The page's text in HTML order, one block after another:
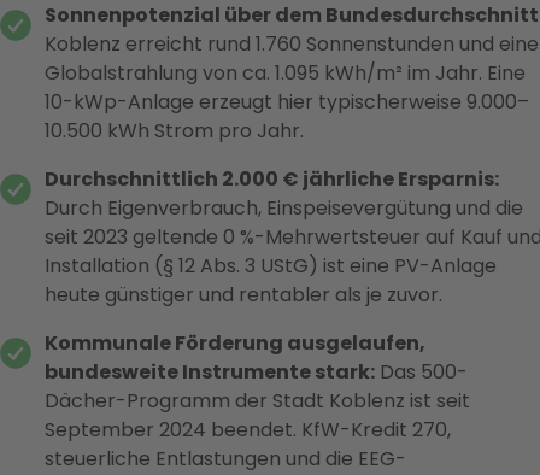
Sonnenpotenzial über dem
Koblenz erreicht rund 1.760 Sonnenstunden und eine
Globalstrahlung von ca. 1.095 kWh/m² im Jahr. Eine
10-kWp-Anlage erzeugt hier typischerweise 9.000–
10.500 kWh Strom pro Jahr.
Durchschnittlich 2.000 € jährliche Ersparnis:
Durch Eigenverbrauch, Einspeisevergütung und die
seit 2023 geltende 0 %-Mehrwertsteuer auf Kauf
Installation (§ 12 Abs. 3 UStG) ist eine PV-Anlage
heute günstiger und rentabler als je zuvor.
Kommunale Förderung ausgelaufen,
bundesweite Instrumente stark:Das 500-
Dächer-Programm der Stadt Koblenz ist seit
September 2024 beendet. KfW-Kredit 270,
steuerliche Entlastungen und die EEG-